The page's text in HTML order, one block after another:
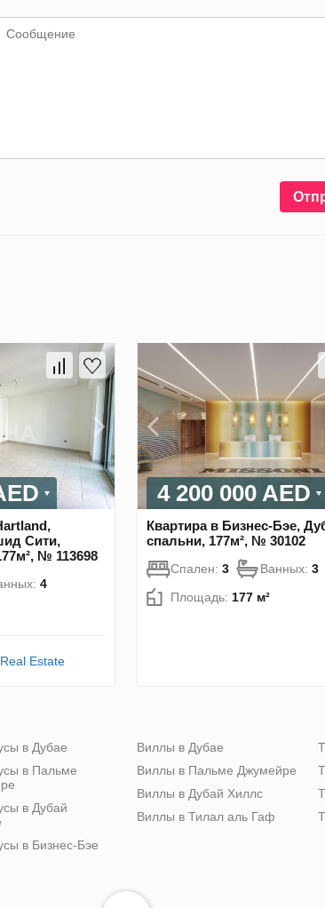
Сити,
№ 113698
4
Estate
4 200 000 AED
Квартира в Бизнес-Бэе,
спальни, 177м², № 30102
Спален: 3 Ванных: 3
Площадь: 177 м²
в Дубае
в Пальме
в Дубай
в Бизнес-Бэе
Виллы в Дубае
Виллы в Пальме Джумейре
Виллы в Дубай Хиллс
Виллы в Тилал аль Гаф